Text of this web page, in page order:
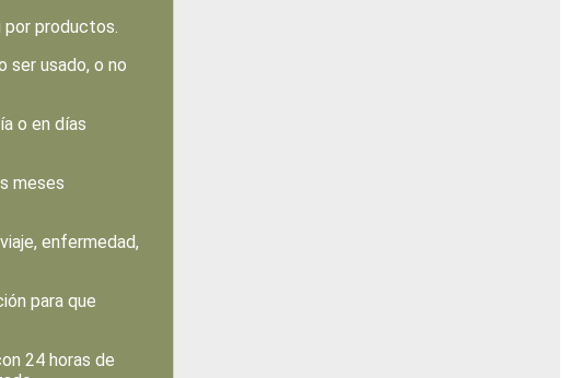
por productos.
ser usado, o no
o en días
meses
enfermedad,
para que
24 horas de